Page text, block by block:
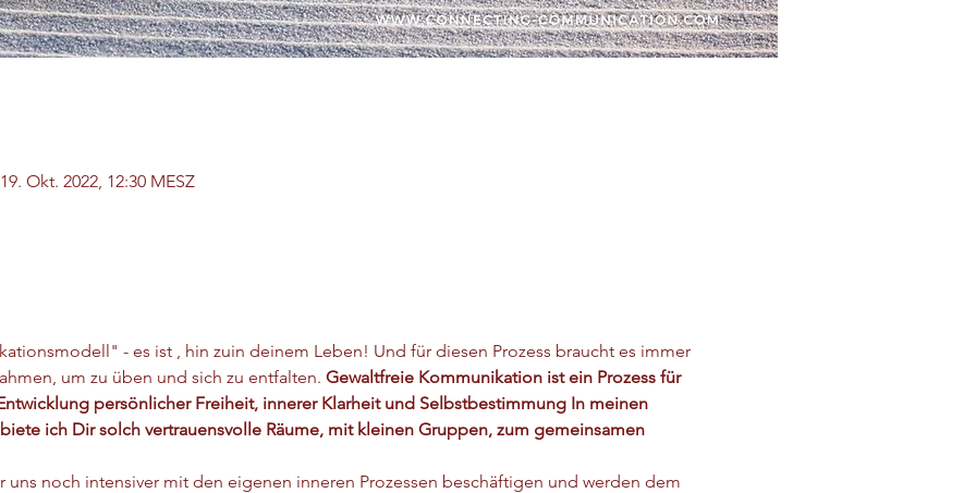
Okt. 2022, 12:30 MESZ
- es ist , hin zuin deinem Leben! Und für diesen Prozess braucht es immer
um zu üben und sich zu entfalten. Gewaltfreie Kommunikation ist ein Prozess für
persönlicher Freiheit, innerer Klarheit und Selbstbestimmung In meinen
ich Dir solch vertrauensvolle Räume, mit kleinen Gruppen, zum gemeinsamen
noch intensiver mit den eigenen inneren Prozessen beschäftigen und werden dem